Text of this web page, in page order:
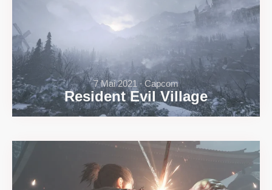
Resident Evil Village
7 Mai 2021 ∙ Capcom